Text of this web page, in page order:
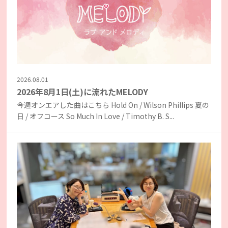
2026.08.01
2026年8月1日(土)に流れたMELODY
今週オンエアした曲はこちら Hold On / Wilson Phillips 夏の
日 / オフコース So Much In Love / Timothy B. S...